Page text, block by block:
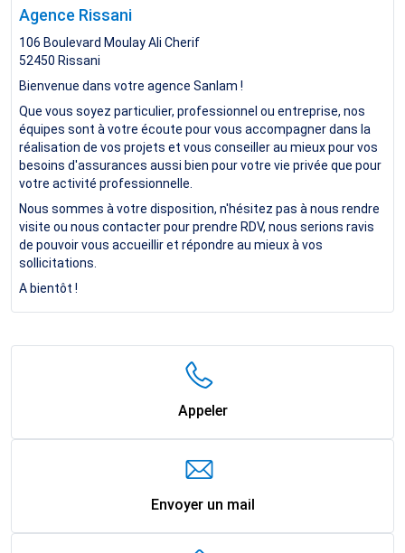
Agence Rissani
106 Boulevard Moulay Ali Cherif
52450 Rissani
Bienvenue dans votre agence Sanlam !
Que vous soyez particulier, professionnel ou entreprise, nos
équipes sont à votre écoute pour vous accompagner dans la
réalisation de vos projets et vous conseiller au mieux pour vos
besoins d'assurances aussi bien pour votre vie privée que pour
votre activité professionnelle.
Nous sommes à votre disposition, n'hésitez pas à nous rendre
visite ou nous contacter pour prendre RDV, nous serions ravis
de pouvoir vous accueillir et répondre au mieux à vos
sollicitations.
A bientôt !
Appeler
Envoyer un mail